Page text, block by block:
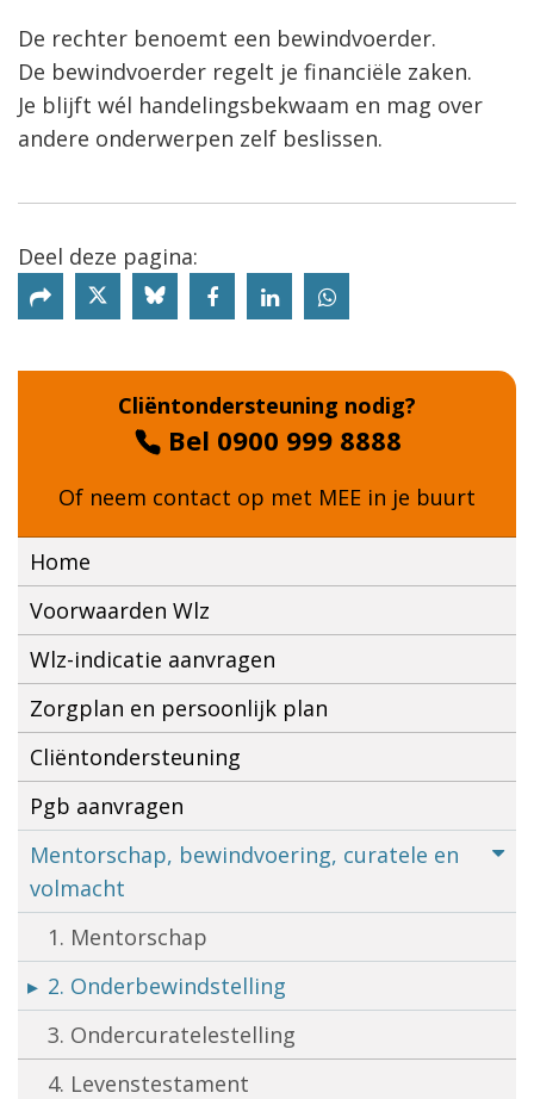
De rechter benoemt een bewindvoerder.
De bewindvoerder regelt je financiële zaken.
Je blijft wél handelingsbekwaam en mag over
andere onderwerpen zelf beslissen.
Deel deze pagina:
Deel deze pagina via X
Deel deze pagina via Bluesky
Cliëntondersteuning nodig?
Bel 0900 999 8888
Of neem contact op met MEE in je buurt
Home
Voorwaarden Wlz
Wlz-indicatie aanvragen
Zorgplan en persoonlijk plan
Cliëntondersteuning
Pgb aanvragen
Mentorschap, bewindvoering, curatele en
volmacht
1. Mentorschap
2. Onderbewindstelling
3. Ondercuratelestelling
4. Levenstestament